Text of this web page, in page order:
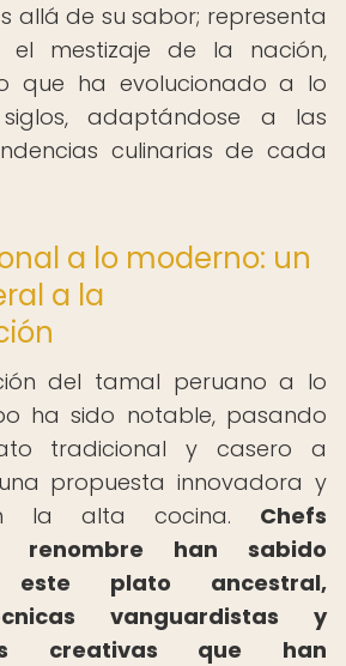
allá de su sabor; representa
mestizaje de la nación,
que ha evolucionado a lo
adaptándose a las
culinarias de cada
a lo moderno: un
a la
del tamal peruano a lo
ha sido notable, pasando
tradicional y casero a
propuesta innovadora y
la alta cocina. Chefs
renombre han sabido
este plato ancestral,
vanguardistas y
creativas que han